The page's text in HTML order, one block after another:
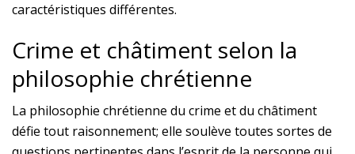
caractéristiques différentes.
Crime et châtiment selon la
philosophie chrétienne
La philosophie chrétienne du crime et du châtiment
défie tout raisonnement; elle soulève toutes sortes de